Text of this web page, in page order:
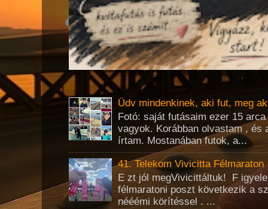
Üdv mindenkinek, aki fut, meg
Fotó: saját futásaim ezer 15
vagyok. Korábban olvastam , és
írtam. Mostanában futok, a...
41. Telekom Vivicitta Félmaraton
E zt jól megVivicittáltuk! F
félmaratoni poszt következik a
nééémi körítéssel . ...